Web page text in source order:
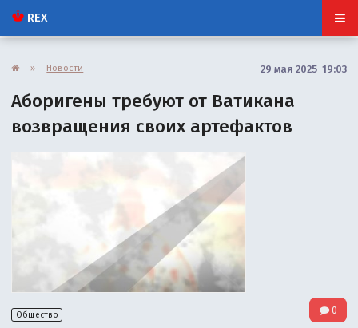
REX
» Новости 29 мая 2025 19:03
Аборигены требуют от Ватикана
возвращения своих артефактов
Общество 0